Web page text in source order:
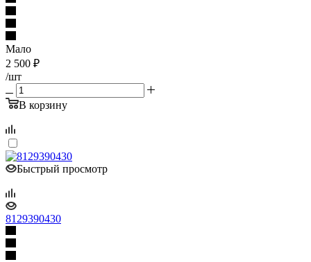
Мало
2 500 ₽
/шт
В корзину
Быстрый просмотр
8129390430